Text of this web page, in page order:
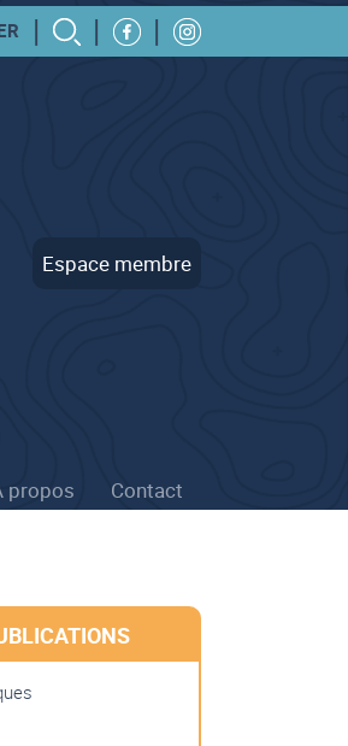
| | |
Espace membre
propos Contact